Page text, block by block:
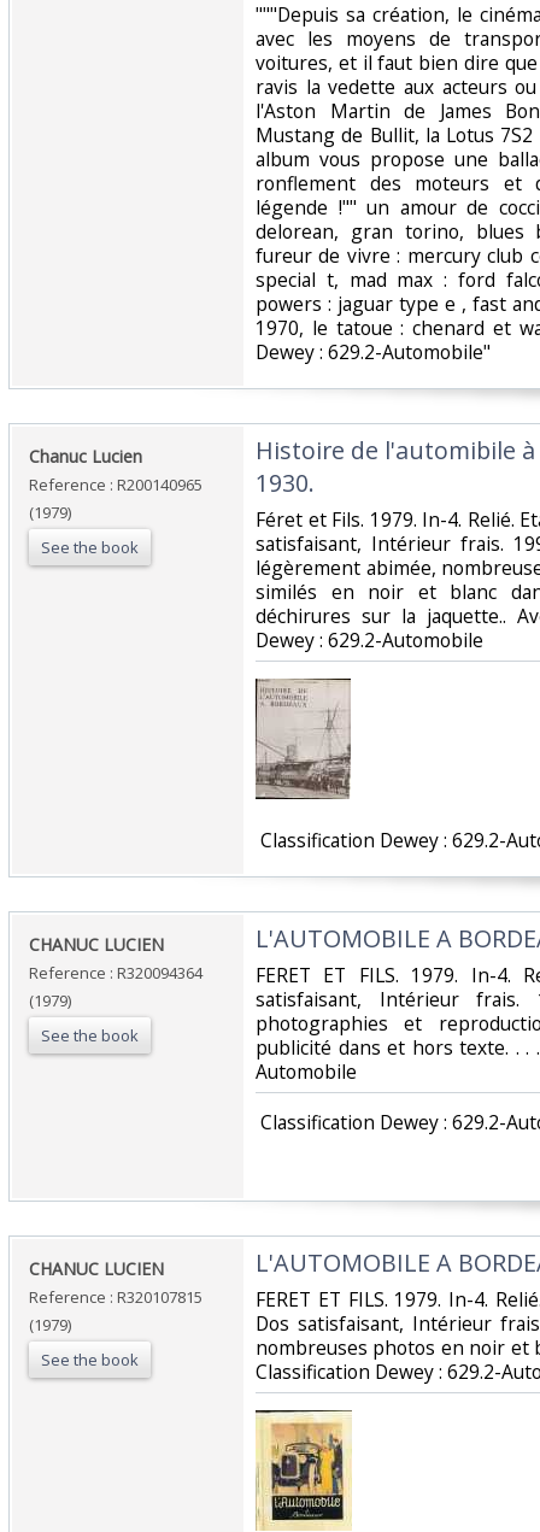
‎"""Depuis sa création, le
avec les moyens de
voitures, et il faut bien dire
ravis la vedette aux acteurs
l'Aston Martin de James
Mustang de Bullit, la Lotus
album vous propose une
ronflement des moteurs et
légende !"" un amour de
delorean, gran torino, blues
fureur de vivre : mercury club
special t, mad max : ford
powers : jaguar type e , fast
1970, le tatoue : chenard et
Dewey : 629.2-Automobile"‎
‎Chanuc Lucien‎
Reference : R200140965
(1979)
See the book
‎Histoire de l'automibile
1930.‎
‎Féret et Fils. 1979. In-4. Relié.
satisfaisant, Intérieur frais.
légèrement abimée,
similés en noir et blanc
déchirures sur la jaquette..
Dewey : 629.2-Automobile‎
Classification Dewey : 629.2-
‎CHANUC LUCIEN‎
Reference : R320094364
(1979)
See the book
‎L'AUTOMOBILE A
‎FERET ET FILS. 1979. In-4.
satisfaisant, Intérieur frais.
photographies et
publicité dans et hors texte. . .
Automobile‎
Classification Dewey : 629.2-
‎CHANUC LUCIEN‎
Reference : R320107815
(1979)
See the book
‎L'AUTOMOBILE A
‎FERET ET FILS. 1979. In-4.
Dos satisfaisant, Intérieur
nombreuses photos en noir et
Classification Dewey : 629.2-